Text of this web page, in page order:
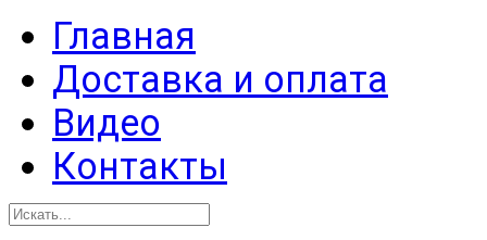
Главная
Доставка и оплата
Видео
Контакты